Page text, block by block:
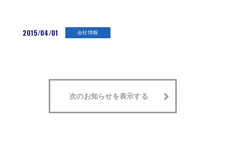
2015/04/01 会社情報
次のお知らせを表示する